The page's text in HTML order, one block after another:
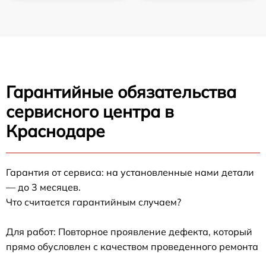
Гарантийные обязательства
сервисного центра в
Краснодаре
Гарантия от сервиса: на установленные нами детали
— до 3 месяцев.
Что считается гарантийным случаем?
Для работ: Повторное проявление дефекта, который
прямо обусловлен с качеством проведенного ремонта